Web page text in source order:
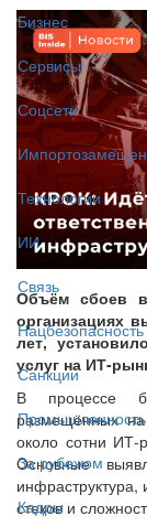
Бизнес
Сервисы
Соцсети
Технологии
ИИ
Связь
Нацбезопасность
Санкции
Промышленность
За рубежом
Кадры
Объём сбоев
организациях
лет,
услуг на ИТ-
В процессе
размещённых
около сотни ИТ-
Основные
инфраструктура,
стеков и